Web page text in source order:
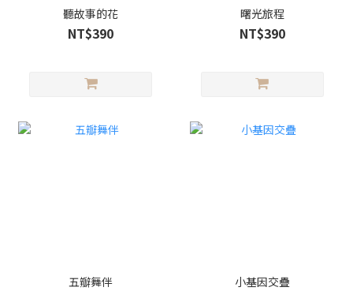
聽故事的花
NT$390
曙光旅程
NT$390
五瓣舞伴 小基因交疊